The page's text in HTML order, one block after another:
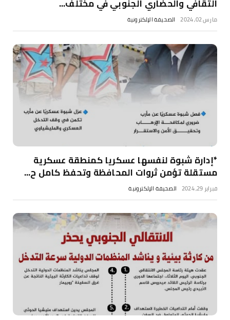
الثقافي والحضاري الجنوبي في مختلف...
مارس 02, 2024 الصحيفة الإلكترونية
*إدارة شبوة لنفسها عسكريا كمنطقة عسكرية
مستقلة تؤمن ثروات المحافظة وتحفظ كامل ح...
فبراير 29, 2024 الصحيفة الإلكترونية